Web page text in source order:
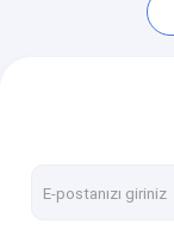
Ekstrüzyon
Otomatik
Ekstrüzyon